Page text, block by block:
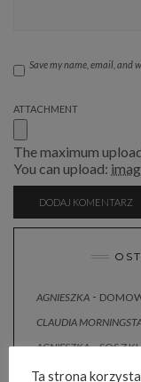
Save my name, email, and
ATTACHMENT
The maximum
You can upload:
AGNIESZKA -
CLAUDIA
AGNIESZKA-SOS Z
Marta-SOS Z KUREK
Ta strona korzysta